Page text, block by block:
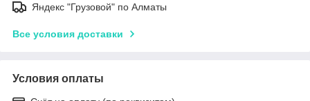
Яндекс "Грузовой" по Алматы
Все условия доставки
Условия оплаты